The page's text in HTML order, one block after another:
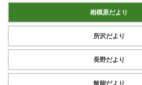
相模原だより
所沢だより
長野だより
飯能だより